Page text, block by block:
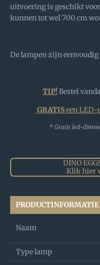
uitvoering is geschikt
kunnen tot wel 700 cm
De lampen zijn
TIP! Bestel
GRATISeen LED-
* Gratis led-
DINO
Klik hier
PRODUCTINFORMATIE
Naam
Type lamp